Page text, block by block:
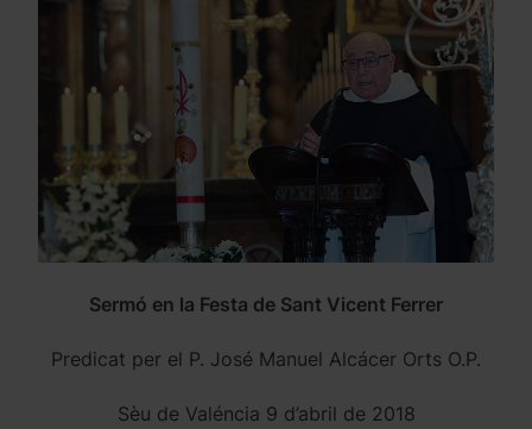
Sermó en la Festa de Sant Vicent Ferrer
Predicat per el P. José Manuel Alcácer Orts O.P.
Sèu de Valéncia 9 d’abril de 2018